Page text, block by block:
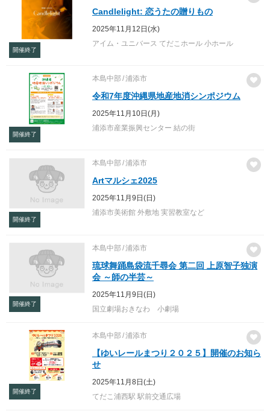
開催終了
Candlelight: 恋うたの贈りもの
2025年11月12日(水)
アイム・ユニバース てだこホール 小ホール
開催終了
本島中部 浦添市
令和7年度沖縄県地産地消シンポジウム
2025年11月10日(月)
浦添市産業振興センター 結の街
開催終了
本島中部 浦添市
Artマルシェ2025
2025年11月9日(日)
浦添市美術館 外敷地 実習教室など
開催終了
本島中部 浦添市
琉球舞踊島袋流千尋会 第二回 上原智子独演
会 ～師の半芸～
2025年11月9日(日)
国立劇場おきなわ 小劇場
開催終了
本島中部 浦添市
【ゆいレールまつり２０２５】開催のお知ら
せ
2025年11月8日(土)
てだこ浦西駅 駅前交通広場